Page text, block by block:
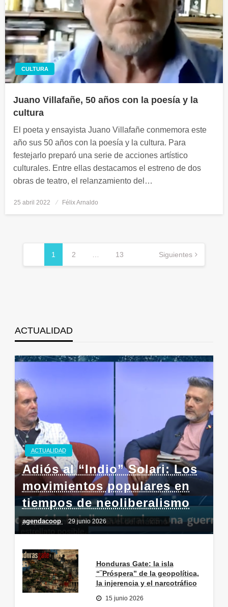
CULTURA
Juano Villafañe, 50 años con la poesía y la
cultura
El poeta y ensayista Juano Villafañe conmemora este
año sus 50 años con la poesía y la cultura. Para
festejarlo preparó una serie de acciones artístico
culturales. Entre ellas destacamos el estreno de dos
obras de teatro, el relanzamiento del…
Publicado
25 abril 2022 Félix Arnaldo
Navegación
1 2 13 Siguientes
ACTUALIDAD
ACTUALIDAD
Adiós al “Indio” Solari: Los
movimientos populares en
tiempos de neoliberalismo
agendacoop 29 junio 2026
Honduras Gate: la isla
“¨Próspera” de la geopolítica,
la injerencia y el narcotráfico
15 junio 2026